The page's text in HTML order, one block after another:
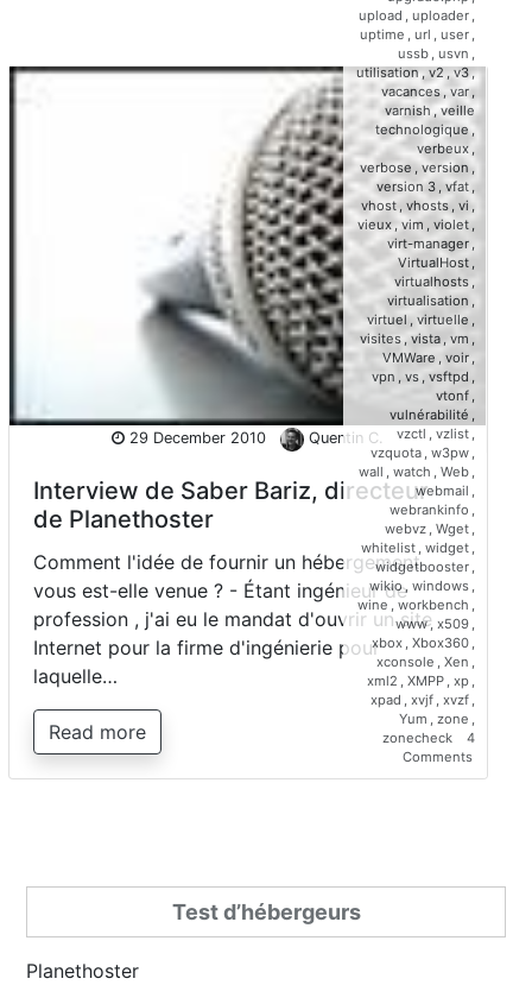
29 December 2010 Quentin C.
Interview de Saber Bariz, directeur
de Planethoster
Comment l'idée de fournir un hébergement
vous est-elle venue ? - Étant ingénieur de
profession , j'ai eu le mandat d'ouvrir un site
Internet pour la firme d'ingénierie pour
laquelle…
Read more
upload , uploader ,
uptime , url , user ,
ussb , usvn ,
utilisation,v2,v3,
vacances , var,
varnish , veille
technologique ,
verbeux ,
verbose ,version,
version 3 ,vfat ,
vhost , vhosts , vi ,
vieux , vim , violet,
virt-manager ,
VirtualHost ,
virtualhosts ,
virtualisation ,
virtuel, virtuelle ,
visites , vista , vm ,
VMWare , voir ,
vpn , vs , vsftpd ,
vtonf ,
vulnérabilité ,
vzctl , vzlist ,
vzquota , w3pw ,
wall , watch , Web ,
webmail ,
webrankinfo ,
webvz , Wget ,
whitelist , widget ,
widgetbooster ,
wikio, windows ,
wine , workbench ,
www, x509 ,
xbox , Xbox360 ,
xconsole , Xen ,
xml2 , XMPP , xp ,
xpad , xvjf , xvzf ,
Yum , zone ,
zonecheck
4
Commentson
Interview
Test d’hébergeurs
Planethoster